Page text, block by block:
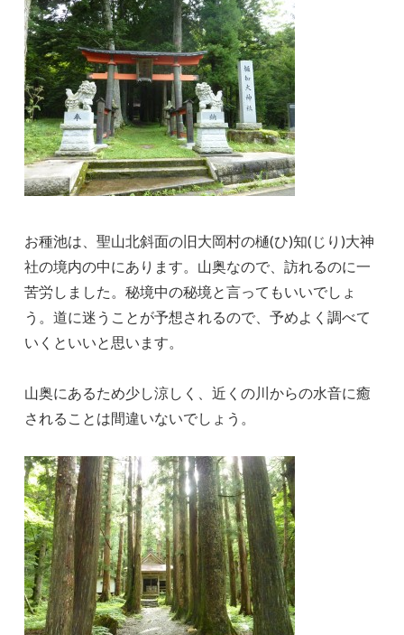
お種池は、聖山北斜面の旧大岡村の樋(ひ)知(じり)大神
社の境内の中にあります。山奥なので、訪れるのに一
苦労しました。秘境中の秘境と言ってもいいでしょ
う。道に迷うことが予想されるので、予めよく調べて
いくといいと思います。
山奥にあるため少し涼しく、近くの川からの水音に癒
されることは間違いないでしょう。